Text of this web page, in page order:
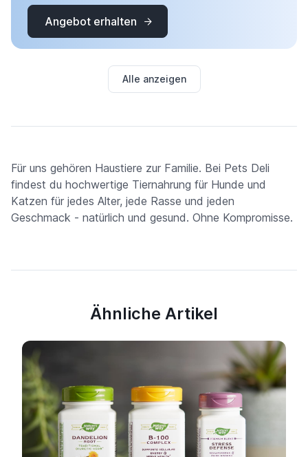
Angebot erhalten
Alle anzeigen
Für uns gehören Haustiere zur Familie. Bei Pets Deli
findest du hochwertige Tiernahrung für Hunde und
Katzen für jedes Alter, jede Rasse und jeden
Geschmack - natürlich und gesund. Ohne Kompromisse.
Ähnliche Artikel